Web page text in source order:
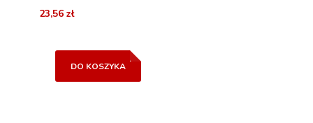
23,56 zł
DO KOSZYKA